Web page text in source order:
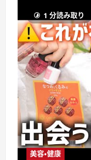
1 分読み取り
美容・健康